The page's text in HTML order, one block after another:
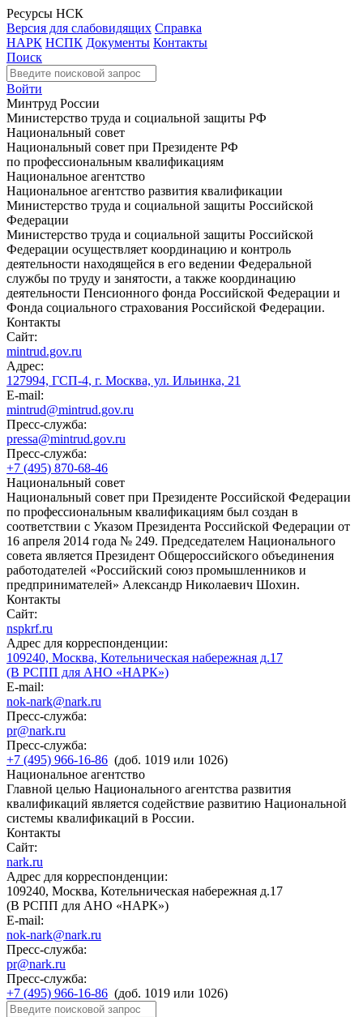
Ресурсы НСК
Версия для слабовидящих Справка
НАРК НСПК Документы Контакты
Поиск
Войти
Минтруд России
Министерство труда и социальной защиты РФ
Национальный совет
Национальный совет при Президенте РФ
по профессиональным квалификациям
Национальное агентство
Национальное агентство развития квалификации
Министерство труда и социальной защиты Российской
Федерации
Министерство труда и социальной защиты Российской
Федерации осуществляет координацию и контроль
деятельности находящейся в его ведении Федеральной
службы по труду и занятости, а также координацию
деятельности Пенсионного фонда Российской Федерации и
Фонда социального страхования Российской Федерации.
Контакты
Сайт:
mintrud.gov.ru
Адрес:
127994, ГСП-4, г. Москва, ул. Ильинка, 21
E-mail:
mintrud@mintrud.gov.ru
Пресс-служба:
pressa@mintrud.gov.ru
Пресс-служба:
+7 (495) 870-68-46
Национальный совет
Национальный совет при Президенте Российской Федерации
по профессиональным квалификациям был создан в
соответствии с Указом Президента Российской Федерации от
16 апреля 2014 года № 249. Председателем Национального
совета является Президент Общероссийского объединения
работодателей «Российский союз промышленников и
предпринимателей» Александр Николаевич Шохин.
Контакты
Сайт:
nspkrf.ru
Адрес для корреспонденции:
109240, Москва, Котельническая набережная д.17
(В РСПП для АНО «НАРК»)
E-mail:
nok-nark@nark.ru
Пресс-служба:
pr@nark.ru
Пресс-служба:
+7 (495) 966-16-86 (доб. 1019 или 1026)
Национальное агентство
Главной целью Национального агентства развития
квалификаций является содействие развитию Национальной
системы квалификаций в России.
Контакты
Сайт:
nark.ru
Адрес для корреспонденции:
109240, Москва, Котельническая набережная д.17
(В РСПП для АНО «НАРК»)
E-mail:
nok-nark@nark.ru
Пресс-служба:
pr@nark.ru
Пресс-служба:
+7 (495) 966-16-86 (доб. 1019 или 1026)